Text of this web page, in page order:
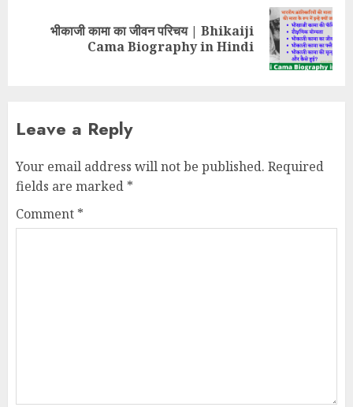
Nextभीकाजी कामा का जीवन परिचय | Bhikaiji
Cama Biography in Hindi
Leave a Reply
Your email address will not be published. Required
fields are marked *
Comment *